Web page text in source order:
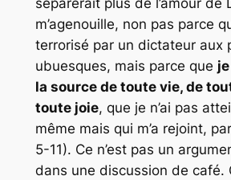
séparerait plus de l’amour de
m’agenouille, non pas parce
terrorisé par un dictateur aux
ubuesques, mais parce que
la source de toute vie, de
toute joie, que je n’ai pas
même mais qui m’a rejoint,
5-11). Ce n’est pas un
dans une discussion de café.